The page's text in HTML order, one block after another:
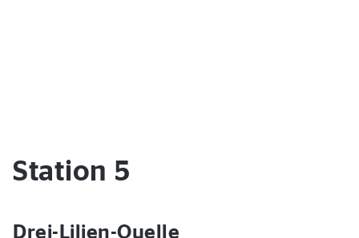
Station 5
Drei-Lilien-Quelle